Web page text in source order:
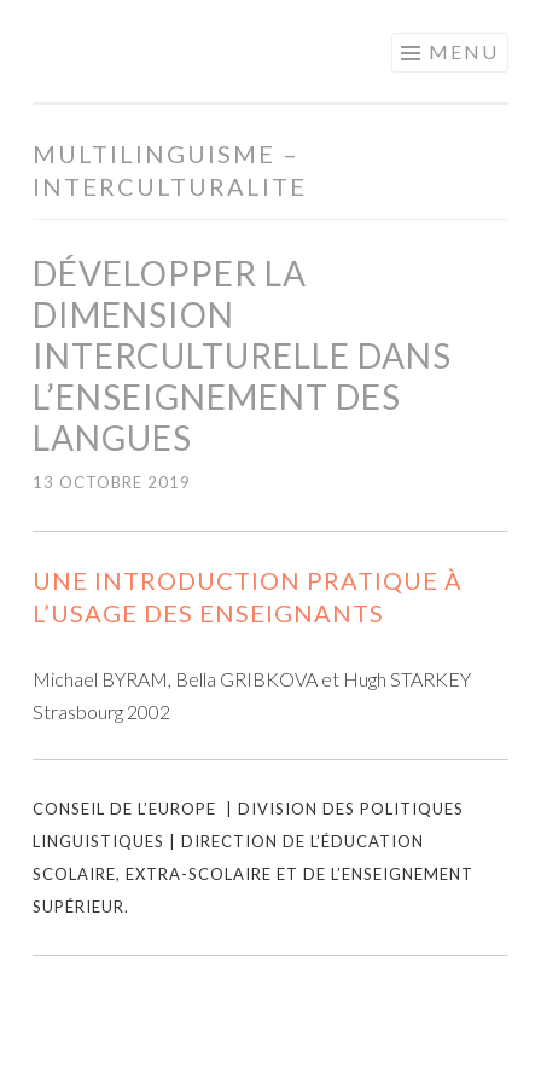
principal
MENU
MULTILINGUISME –
INTERCULTURALITE
DÉVELOPPER LA
DIMENSION
INTERCULTURELLE DANS
L’ENSEIGNEMENT DES
LANGUES
13 OCTOBRE 2019
UNE INTRODUCTION PRATIQUE À
L’USAGE DES ENSEIGNANTS
Michael BYRAM, Bella GRIBKOVA et Hugh STARKEY
Strasbourg 2002
CONSEIL DE L’EUROPE | DIVISION DES POLITIQUES
LINGUISTIQUES | DIRECTION DE L’ÉDUCATION
SCOLAIRE, EXTRA-SCOLAIRE ET DE L’ENSEIGNEMENT
SUPÉRIEUR.